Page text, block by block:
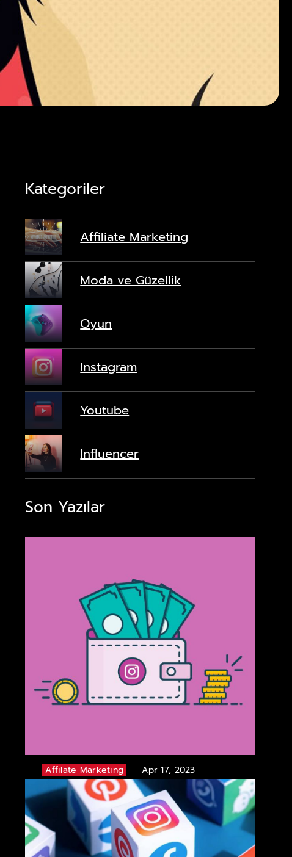
Kategoriler
Affiliate Marketing
Moda ve Güzellik
Oyun
Instagram
Youtube
Influencer
Son Yazılar
Affilate Marketing Apr 17, 2023
Instagram Influencer Fiyatları